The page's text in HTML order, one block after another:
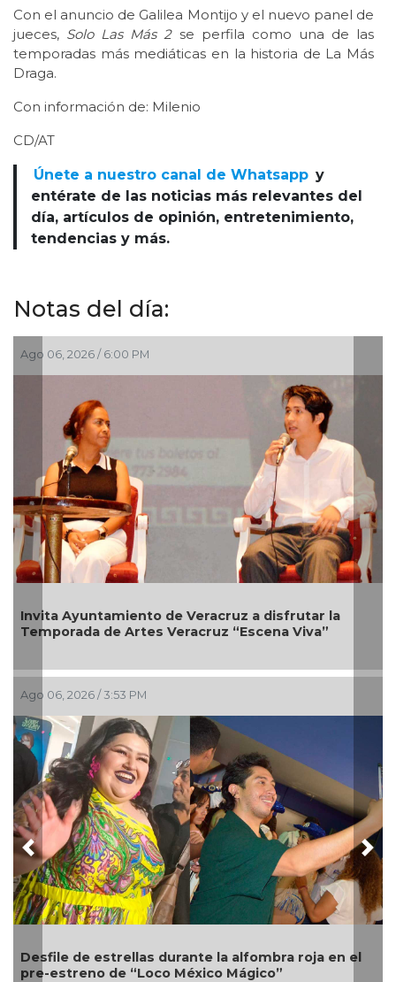
Con el anuncio de Galilea Montijo y el nuevo panel de
jueces, Solo Las Más 2se perfila como una de las
temporadas más mediáticas en la historia de La Más
Draga.
Con información de: Milenio
CD/AT
Únete a nuestro canal de Whatsapp y
entérate de las noticias más relevantes del
día, artículos de opinión, entretenimiento,
tendencias y más.
Notas del día:
2026 / 6:00 PM
de Veracruz a disfrutar la
de Artes Veracruz “Escena Viva”
2026 / 3:53 PM
de estrellas durante la alfombra roja en el
de “Loco México Mágico”
Tras
Melanie
Previous